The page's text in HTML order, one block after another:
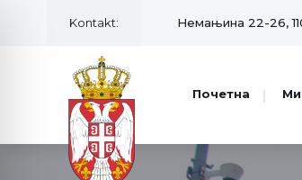
Kontakt: Немањина 22-26,
Почетна